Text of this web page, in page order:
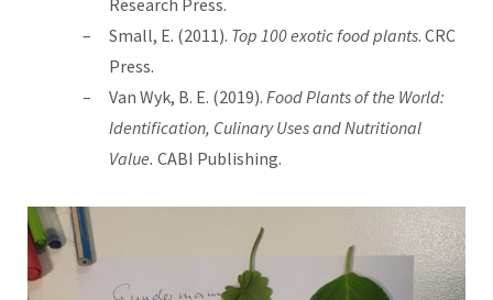
Small, E. (2011). Top 100 exotic food plants. CRC
Press.
Van Wyk, B. E. (2019). Food Plants of the World:
Identification, Culinary Uses and Nutritional
Value. ‎CABI Publishing.